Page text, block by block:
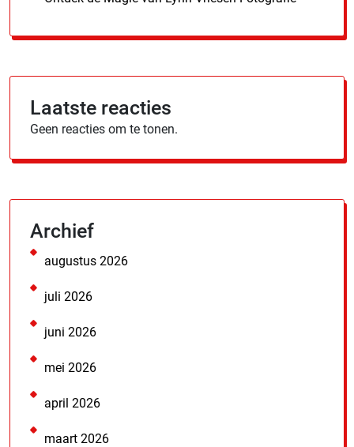
Laatste reacties
Geen reacties om te tonen.
Archief
augustus 2026
juli 2026
juni 2026
mei 2026
april 2026
maart 2026